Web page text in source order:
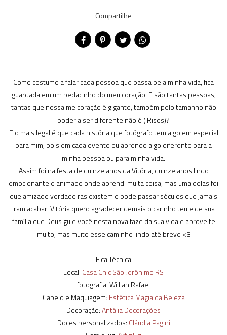
Compartilhe
Como costumo a falar cada pessoa que passa pela minha vida, fica
guardada em um pedacinho do meu coração. E são tantas pessoas,
tantas que nossa me coração é gigante, também pelo tamanho não
poderia ser diferente não é ( Risos)?
E o mais legal é que cada história que fotógrafo tem algo em especial
para mim, pois em cada evento eu aprendo algo diferente para a
minha pessoa ou para minha vida.
Assim foi na festa de quinze anos da Vitória, quinze anos lindo
emocionante e animado onde aprendi muita coisa, mas uma delas foi
que amizade verdadeiras existem e pode passar séculos que jamais
iram acabar! Vitória quero agradecer demais o carinho teu e de sua
família que Deus guie você nesta nova faze da sua vida e aproveite
muito, mas muito esse caminho lindo até breve <3
Fica Técnica
Local: Casa Chic São Jerônimo RS
fotografia: Willian Rafael
Cabelo e Maquiagem: Estética Magia da Beleza
Decoração:Antália Decorações
Doces personalizados: Cláudia Pagini